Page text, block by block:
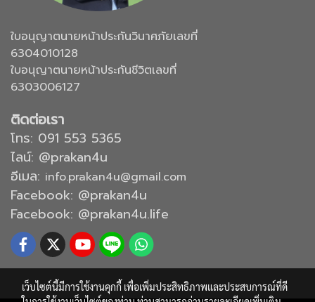
ใบอนุญาตนายหน้าประกันวินาศภัยเลขที่
6304010128
ใบอนุญาตนายหน้าประกันชีวิตเลขที่
6303006127
ติดต่อเรา
โทร: 091 553 5365
ไลน์: @prakan4u
อีเมล: info.prakan4u@gmail.com
Facebook: @prakan4u
Facebook: @prakan4u.life
เว็บไซต์นี้มีการใช้งานคุกกี้ เพื่อเพิ่มประสิทธิภาพและประสบการณ์ที่ดี